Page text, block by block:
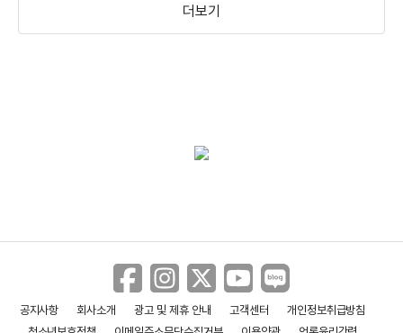
감독
더보기
공지사항 회사소개 광고 및 제휴 안내 고객센터
개인정보취급방침